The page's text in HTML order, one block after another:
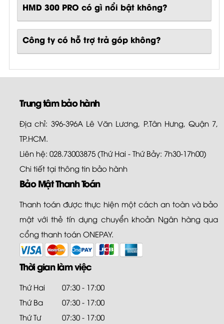
HMD 300 PRO có gì nổi bật không?
Công ty có hỗ trợ trả góp không?
Trung tâm bảo hành
Địa chỉ: 396-396A Lê Văn Lương, P.Tân Hưng, Quận 7,
TP.HCM.
Liên hệ: 028.73003875 (Thứ Hai - Thứ Bảy: 7h30-17h00)
Chi tiết tại thông tin bảo hành
Bảo Mật Thanh Toán
Thanh toán được thực hiện một cách an toàn và bảo
mật với thẻ tín dụng chuyển khoản Ngân hàng qua
cổng thanh toán ONEPAY.
Thời gian làm việc
Thứ Hai
07:30 - 17:00
Thứ Ba
07:30 - 17:00
Thứ Tư
07:30 - 17:00